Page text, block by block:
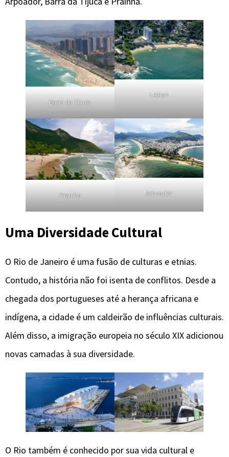
Barra da Tijuca
Leblon
Prainha Arpoador
Uma Diversidade Cultural
O Rio de Janeiro é uma fusão de culturas e etnias.
Contudo, a história não foi isenta de conflitos. Desde a
chegada dos portugueses até a herança africana e
indígena, a cidade é um caldeirão de influências culturais.
Além disso, a imigração europeia no século XIX adicionou
novas camadas à sua diversidade.
O Rio também é conhecido por sua vida cultural e